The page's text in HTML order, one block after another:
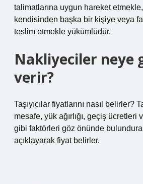
talimatlarına uygun hareket
kendisinden başka bir kişiye veya
teslim etmekle yükümlüdür.
Nakliyeciler neye
verir?
Taşıyıcılar fiyatlarını nasıl belirler?
mesafe, yük ağırlığı, geçiş ücretleri
gibi faktörleri göz önünde
açıklayarak fiyat belirler.